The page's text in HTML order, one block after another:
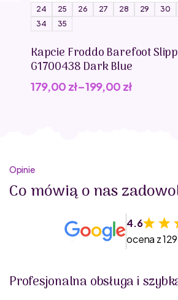
materiał: karton FSC
design i produkcja: Francja
wymiary produktu po ułożeniu: 100 x
24 25 26 27 28 29 30
34
35
Kapcie Froddo Barefoot
G1700438 Dark Blue
179,00 zł–199,00 zł
Opinie
Co mówią o nas
4.6
ocena z
Profesjonalna obsługa i